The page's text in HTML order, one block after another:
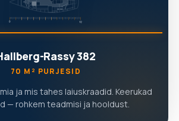
Rassy 382
70 M² PURJESID
ja mis tahes laiuskraadid. Keerukad
— rohkem teadmisi ja hooldust.